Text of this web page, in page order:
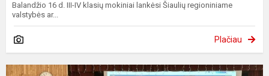
Balandžio 16 d. III-IV klasių mokiniai lankėsi Šiaulių regioniniame
valstybės ar...
Plačiau